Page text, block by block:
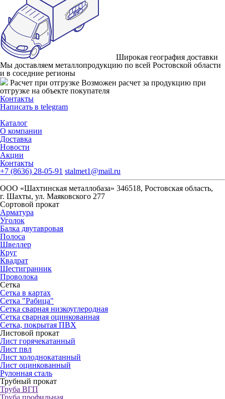
Широкая география доставки
Мы доставляем металлопродукцию по всей Ростовской области
и в соседние регионы
Расчет при отгрузке Возможен расчет за продукцию при
отгрузке на объекте покупателя
Контакты
Написать в telegram
Каталог
О компании
Доставка
Новости
Акции
Контакты
+7 (8636) 28-05-91 stalmet1@mail.ru
ООО «Шахтинская металлобаза» 346518, Ростовская область,
г. Шахты, ул. Маяковского 277
Сортовой прокат
Арматура
Уголок
Балка двутавровая
Полоса
Швеллер
Круг
Квадрат
Шестигранник
Проволока
Сетка
Сетка в картах
Сетка "Рабица"
Сетка сварная низкоуглеродная
Сетка сварная оцинкованная
Сетка, покрытая ПВХ
Листовой прокат
Лист горячекатанный
Лист пвл
Лист холоднокатанный
Лист оцинкованный
Рулонная сталь
Трубный прокат
Труба ВГП
Труба профильная